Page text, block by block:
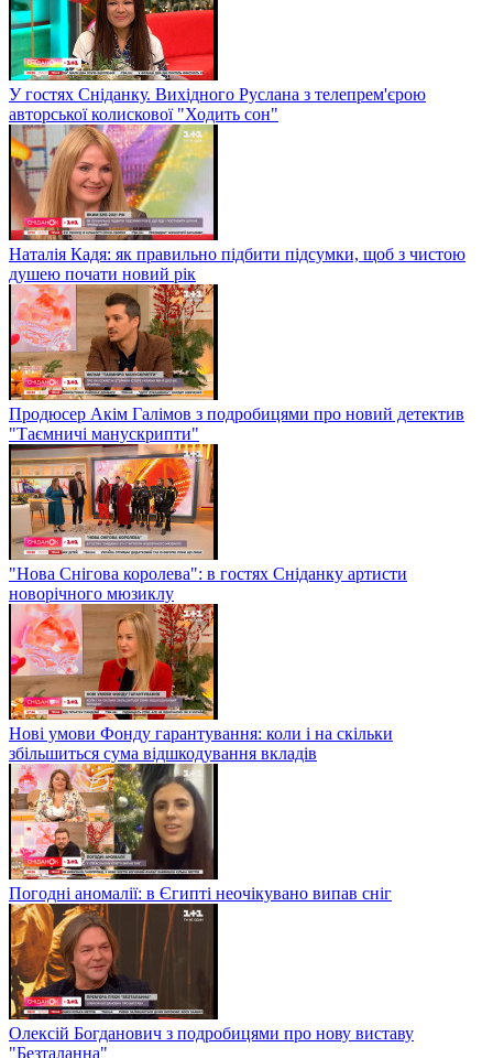
У гостях Сніданку. Вихідного Руслана з телепрем'єрою
авторської колискової "Ходить сон"
Наталія Кадя: як правильно підбити підсумки, щоб з чистою
душею почати новий рік
Продюсер Акім Галімов з подробицями про новий детектив
"Таємничі манускрипти"
"Нова Снігова королева": в гостях Сніданку артисти
новорічного мюзиклу
Нові умови Фонду гарантування: коли і на скільки
збільшиться сума відшкодування вкладів
Погодні аномалії: в Єгипті неочікувано випав сніг
Олексій Богданович з подробицями про нову виставу
"Безталанна"